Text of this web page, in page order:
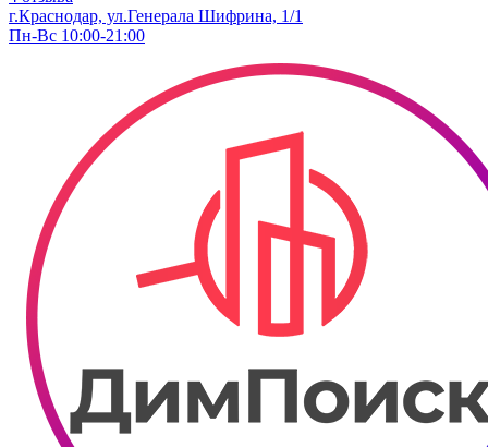
г.Краснодар, ул.Генерала Шифрина, 1/1
Пн-Вс 10:00-21:00